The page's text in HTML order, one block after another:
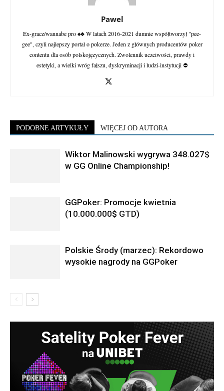
Pawel
Ex-gracz/wannabe pro ♠♣ W latach 2016-2021 dumnie współtworzył "pee-
gee", czyli najlepszy portal o pokerze. Jeden z głównych producentów poker
contentu dla osób polskojęzycznych. Zwolennik uczciwości, prawdy i
estetyki, a wielki wróg fałszu, dyskryminacji i ludzi-instytucji ⛔
PODOBNE ARTYKUŁY WIĘCEJ OD AUTORA
Wiktor Malinowski wygrywa 348.027$
w GG Online Championship!
GGPoker: Promocje kwietnia
(10.000.000$ GTD)
Polskie Środy (marzec): Rekordowo
wysokie nagrody na GGPoker